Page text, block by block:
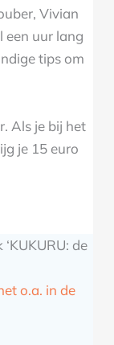
Vivian
een uur lang
tips om
Als je bij het
je 15 euro
de
o.a. in de